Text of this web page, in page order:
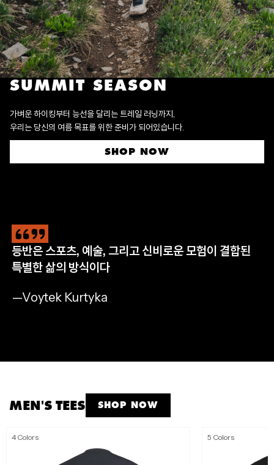
SUMMIT SEASON
가벼운 하이킹부터 능선을 달리는 트레일 러닝까지,
우리는 당신의 여름 목표를 위한 준비가 되어있습니다.
SHOP NOW
등반은 스포츠, 예술, 그리고 신비로운 모험이 결합된
특별한 삶의 방식이다
—Voytek Kurtyka
CLIMB
완등을 위한 필수 장비
SHOP NOW
HIKE
자연으로 나아갈 완벽한 준비
SHOP NOW
RUN
멈추지 않는 산악 트레일 러닝
SHOP NOW
APPAREL
모든 아웃도어 모험을 위해
SHOP MEN'S
MEN'S TEES SHOP NOW
4 Colors 5 Colors